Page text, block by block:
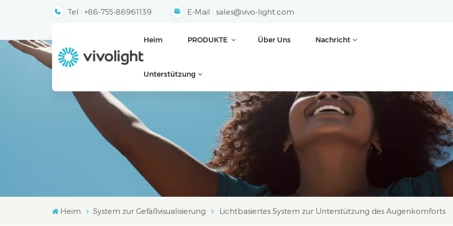
Tel : +86-755-86961139 E-Mail : sales@vivo-light.com
Heim PRODUKTE Über Uns Nachricht
Unterstützung
Heim System zur Gefäßvisualisierung Lichtbasiertes System zur Unterstützung des Augenkomforts